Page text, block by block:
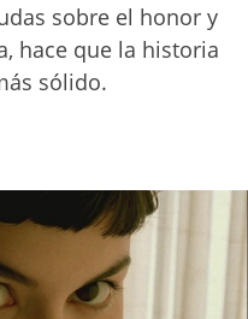
sobre el honor y
hace que la historia
sólido.